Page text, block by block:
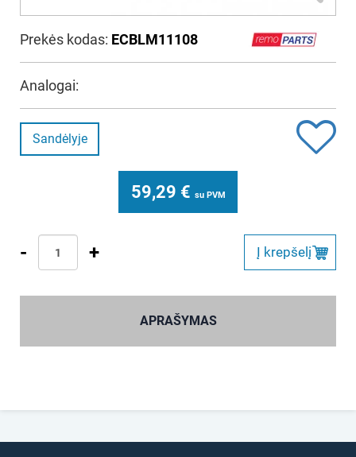
Prekės kodas: ECBLM11108
Analogai:
Sandėlyje
59,29 € su PVM
- + Į krepšelį
APRAŠYMAS